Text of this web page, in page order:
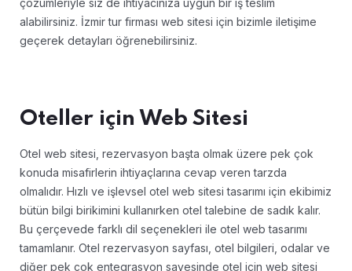
çözümleriyle siz de ihtiyacınıza uygun bir iş teslim
alabilirsiniz. İzmir tur firması web sitesi için bizimle iletişime
geçerek detayları öğrenebilirsiniz.
Oteller için Web Sitesi
Otel web sitesi, rezervasyon başta olmak üzere pek çok
konuda misafirlerin ihtiyaçlarına cevap veren tarzda
olmalıdır. Hızlı ve işlevsel otel web sitesi tasarımı için ekibimiz
bütün bilgi birikimini kullanırken otel talebine de sadık kalır.
Bu çerçevede farklı dil seçenekleri ile otel web tasarımı
tamamlanır. Otel rezervasyon sayfası, otel bilgileri, odalar ve
diğer pek çok entegrasyon sayesinde otel için web sitesi